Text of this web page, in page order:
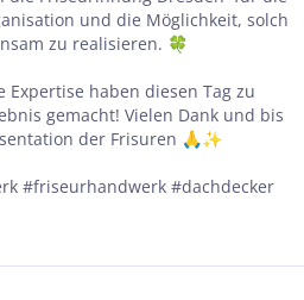
und die Möglichkeit, solch
zu realisieren. 🍀
Expertise haben diesen Tag zu
gemacht! Vielen Dank und bis
der Frisuren 🙏✨
#friseurhandwerk #dachdecker